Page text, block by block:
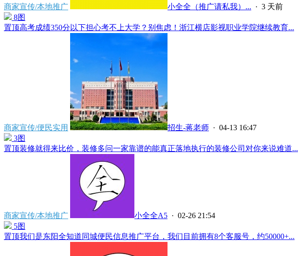
商家宣传/本地推广 小全全（推广请私我）... · 3 天前
8图
置顶高考成绩350分以下担心考不上大学？别焦虑！浙江横店影视职业学院继续教育...
商家宣传/便民实用 招生-蒋老师 · 04-13 16:47
3图
置顶装修就得来比价，装修多问一家靠谱的能真正落地执行的装修公司对你来说难道...
商家宣传/本地推广 小全全A5 · 02-26 21:54
5图
置顶我们是东阳全知道同城便民信息推广平台，我们目前拥有8个客服号，约50000+...